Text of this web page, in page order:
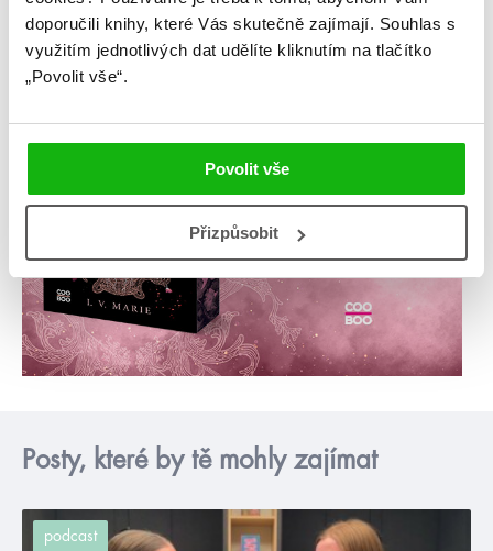
doporučili knihy, které Vás skutečně zajímají. Souhlas s
využitím jednotlivých dat udělíte kliknutím na tlačítko
„Povolit vše“.
Povolit vše
Přizpůsobit
Posty, které by tě mohly zajímat
podcast